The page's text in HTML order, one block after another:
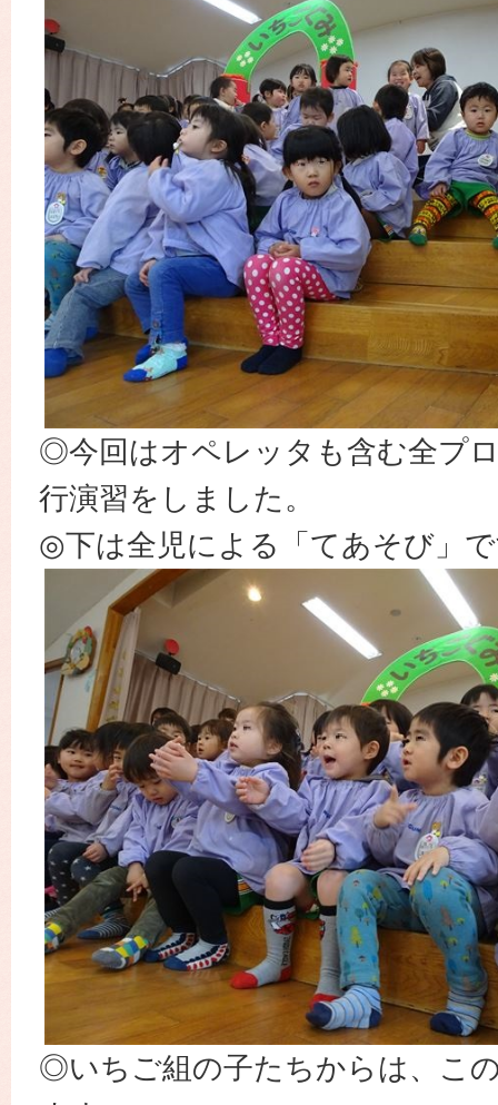
◎今回はオペレッタも含む全プ
行演習をしました。
◎下は全児による「てあそび」
◎いちご組の子たちからは、こ